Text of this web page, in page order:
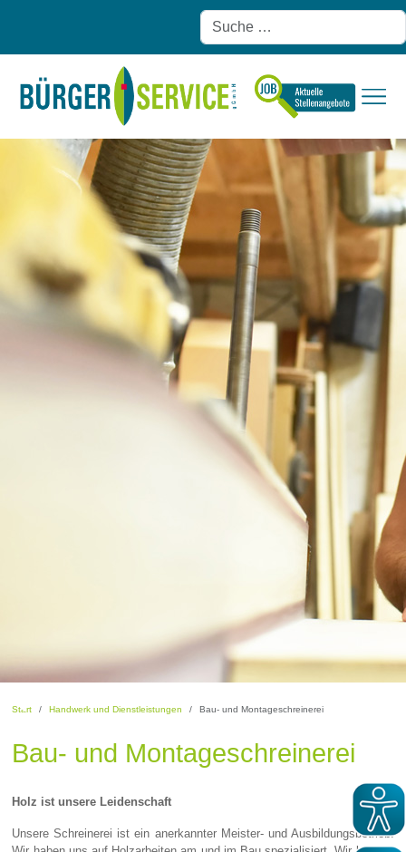
Start Handwerk und Dienstleistungen Bau- und Montageschreinerei
Bau- und Montageschreinerei
Holz ist unsere Leidenschaft
Unsere Schreinerei ist ein anerkannter Meister- und Ausbildungsbetrieb.